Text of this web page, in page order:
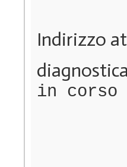
Indirizzo
in corso